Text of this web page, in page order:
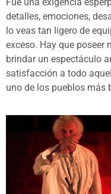
detalles, emociones,
lo veas tan ligero de
exceso. Hay que poseer
brindar un espectáculo
satisfacción a todo
uno de los pueblos más